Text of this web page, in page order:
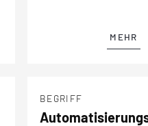
MEHR
BEGRIFF